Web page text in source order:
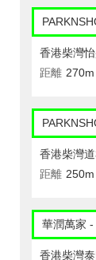
香港柴灣
距離 270m
香港柴灣
距離 250m
華潤萬家
香港柴灣